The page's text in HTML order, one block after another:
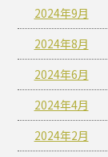
2024年9月
2024年8月
2024年6月
2024年4月
2024年2月